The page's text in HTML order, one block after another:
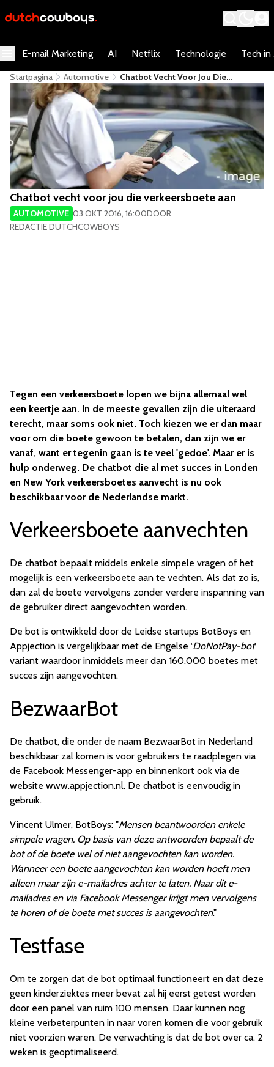
E-mail Marketing AI Netflix Technologie Tech in
Startpagina Automotive
Chatbot Vecht Voor Jou Die
Verkeersboete Aan
Chatbot vecht voor jou die verkeersboete aan
AUTOMOTIVE 03 OKT 2016, 16:00DOOR
REDACTIE DUTCHCOWBOYS
Tegen een verkeersboete lopen we bijna allemaal wel
een keertje aan. In de meeste gevallen zijn die uiteraard
terecht, maar soms ook niet. Toch kiezen we er dan maar
voor om die boete gewoon te betalen, dan zijn we er
vanaf, want er tegenin gaan is te veel 'gedoe'. Maar er is
hulp onderweg. De chatbot die al met succes in Londen
en New York verkeersboetes aanvecht is nu ook
beschikbaar voor de Nederlandse markt.
Verkeersboete aanvechten
De chatbot bepaalt middels enkele simpele vragen of het
mogelijk is een verkeersboete aan te vechten. Als dat zo is,
dan zal de boete vervolgens zonder verdere inspanning van
de gebruiker direct aangevochten worden.
De bot is ontwikkeld door de Leidse startups BotBoys en
Appjection is vergelijkbaar met de Engelse ‘DoNotPay-bot’
variant waardoor inmiddels meer dan 160.000 boetes met
succes zijn aangevochten.
BezwaarBot
De chatbot, die onder de naam BezwaarBot in Nederland
beschikbaar zal komen is voor gebruikers te raadplegen via
de Facebook Messenger-app en binnenkort ook via de
website www.appjection.nl. De chatbot is eenvoudig in
gebruik.
Vincent Ulmer, BotBoys: "Mensen beantwoorden enkele
simpele vragen. Op basis van deze antwoorden bepaalt de
bot of de boete wel of niet aangevochten kan worden.
Wanneer een boete aangevochten kan worden hoeft men
alleen maar zijn e-mailadres achter te laten. Naar dit e-
mailadres en via Facebook Messenger krijgt men vervolgens
te horen of de boete met succes is aangevochten."
Testfase
Om te zorgen dat de bot optimaal functioneert en dat deze
geen kinderziektes meer bevat zal hij eerst getest worden
door een panel van ruim 100 mensen. Daar kunnen nog
kleine verbeterpunten in naar voren komen die voor gebruik
niet voorzien waren. De verwachting is dat de bot over ca. 2
weken is geoptimaliseerd.